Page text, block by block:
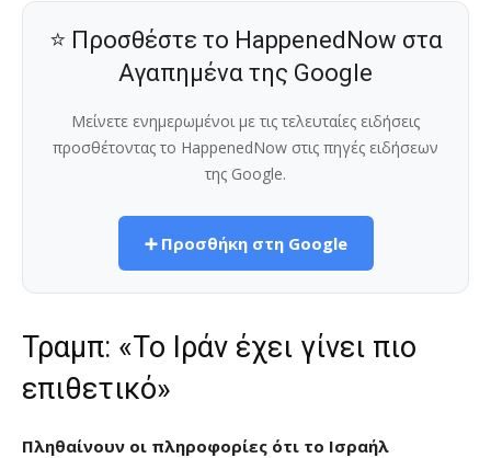
⭐ Προσθέστε το HappenedNow στα
Αγαπημένα της Google
Μείνετε ενημερωμένοι με τις τελευταίες ειδήσεις
προσθέτοντας το HappenedNow στις πηγές ειδήσεων
της Google.
➕ Προσθήκη στη Google
Τραμπ: «Το Ιράν έχει γίνει πιο
επιθετικό»
Πληθαίνουν οι πληροφορίες ότι το Ισραήλ